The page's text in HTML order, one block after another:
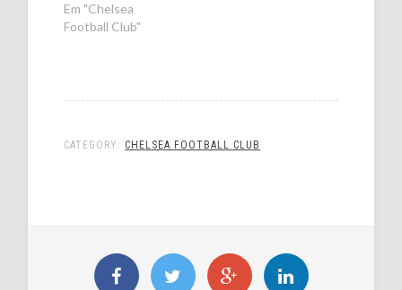
Em "Chelsea
Football Club"
CATEGORY: CHELSEA FOOTBALL CLUB